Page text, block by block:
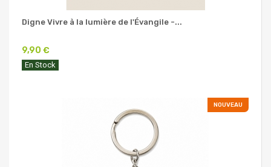
Digne Vivre à la lumière de l'Évangile -...
9,90 €
En Stock
NOUVEAU